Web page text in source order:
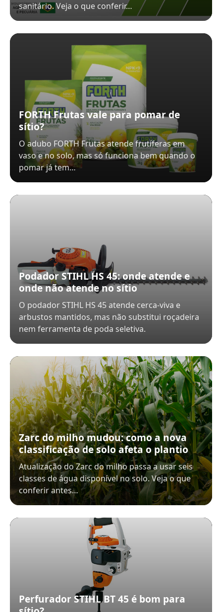
sanitário. Veja o que conferir…
FORTH Frutas vale para pomar de
sítio?
O adubo FORTH Frutas atende frutíferas em
vaso e no solo, mas só funciona bem quando o
pomar já tem…
Podador STIHL HS 45: onde atende e
onde não atende no sítio
O podador STIHL HS 45 atende cerca-viva e
arbustos mantidos, mas não substitui roçadeira
nem ferramenta de poda seletiva.
Zarc do milho mudou: como a nova
classificação de solo afeta o plantio
Atualização do Zarc do milho passa a usar seis
classes de água disponível no solo. Veja o que
conferir antes…
Perfurador STIHL BT 45 é bom para